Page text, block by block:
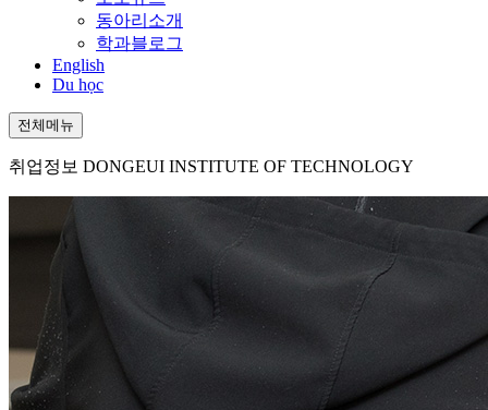
동아리소개
학과블로그
English
Du học
전체메뉴
취업정보 DONGEUI INSTITUTE OF TECHNOLOGY